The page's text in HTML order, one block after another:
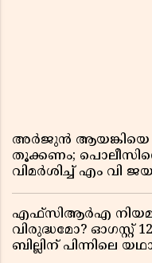
അർജുൻ ആയങ്കിയെ
തൂക്കണം;
വിമർശിച്ച് എം വി
എഫ്സിആർഎ നിയമ
വിരുദ്ധമോ? ഓഗസ്റ്റ്
ബില്ലിന് പിന്നിലെ